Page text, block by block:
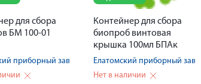
для сбора
БМ 100-01
приборный завод
Контейнер для сбора
биопроб винтовая
крышка 100мл БПАк
100-02
Елатомский приборный завод
Нет в наличии